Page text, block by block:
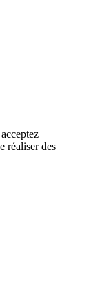
réaliser des